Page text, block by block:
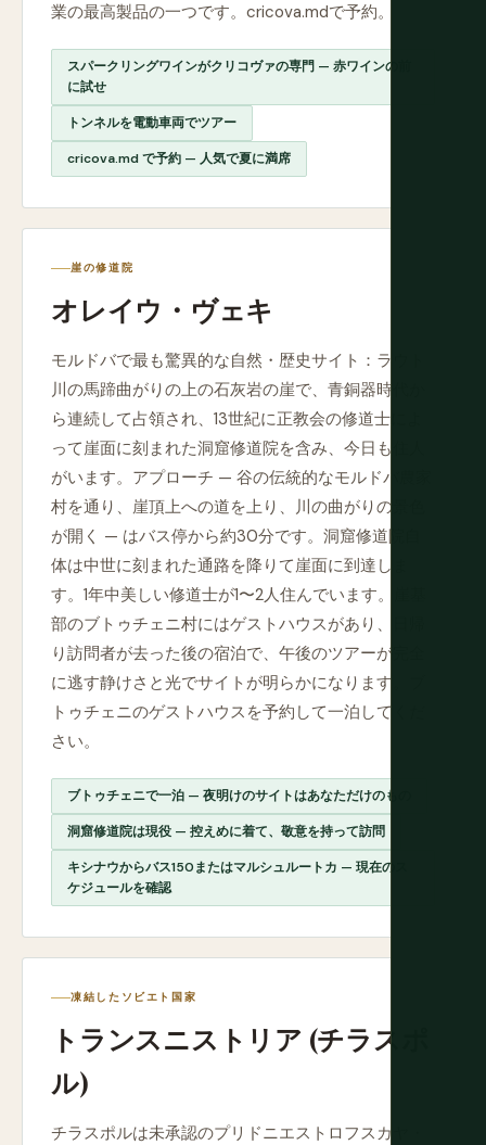
業の最高製品の一つです。cricova.mdで予約。
スパークリングワインがクリコヴァの専門 — 赤ワインの前
に試せ
トンネルを電動車両でツアー
cricova.md で予約 — 人気で夏に満席
崖の修道院
オレイウ・ヴェキ
モルドバで最も驚異的な自然・歴史サイト：ラウト
川の馬蹄曲がりの上の石灰岩の崖で、青銅器時代か
ら連続して占領され、13世紀に正教会の修道士によ
って崖面に刻まれた洞窟修道院を含み、今日も住人
がいます。アプローチ — 谷の伝統的なモルドバ農家
村を通り、崖頂上への道を上り、川の曲がりの景色
が開く — はバス停から約30分です。洞窟修道院自
体は中世に刻まれた通路を降りて崖面に到達しま
す。1年中美しい修道士が1〜2人住んでいます。崖基
部のブトゥチェニ村にはゲストハウスがあり、日帰
り訪問者が去った後の宿泊で、午後のツアーが完全
に逃す静けさと光でサイトが明らかになります。ブ
トゥチェニのゲストハウスを予約して一泊してくだ
さい。
ブトゥチェニで一泊 — 夜明けのサイトはあなただけのもの
洞窟修道院は現役 — 控えめに着て、敬意を持って訪問
キシナウからバス150またはマルシュルートカ — 現在のス
ケジュールを確認
凍結したソビエト国家
トランスニストリア (チラスポ
ル)
チラスポルは未承認のプリドニエストロフスカヤ・